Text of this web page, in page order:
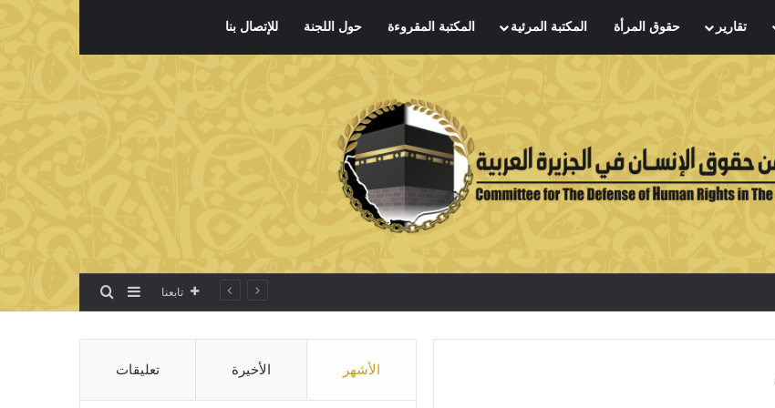
تقارير حقوق المرأة المكتبة المرئية المكتبة المقروءة حول اللجنة للإتصال بنا
تابعنا إضافة عمود جانبي
بحث عن
الأشهر الأخيرة تعليقات